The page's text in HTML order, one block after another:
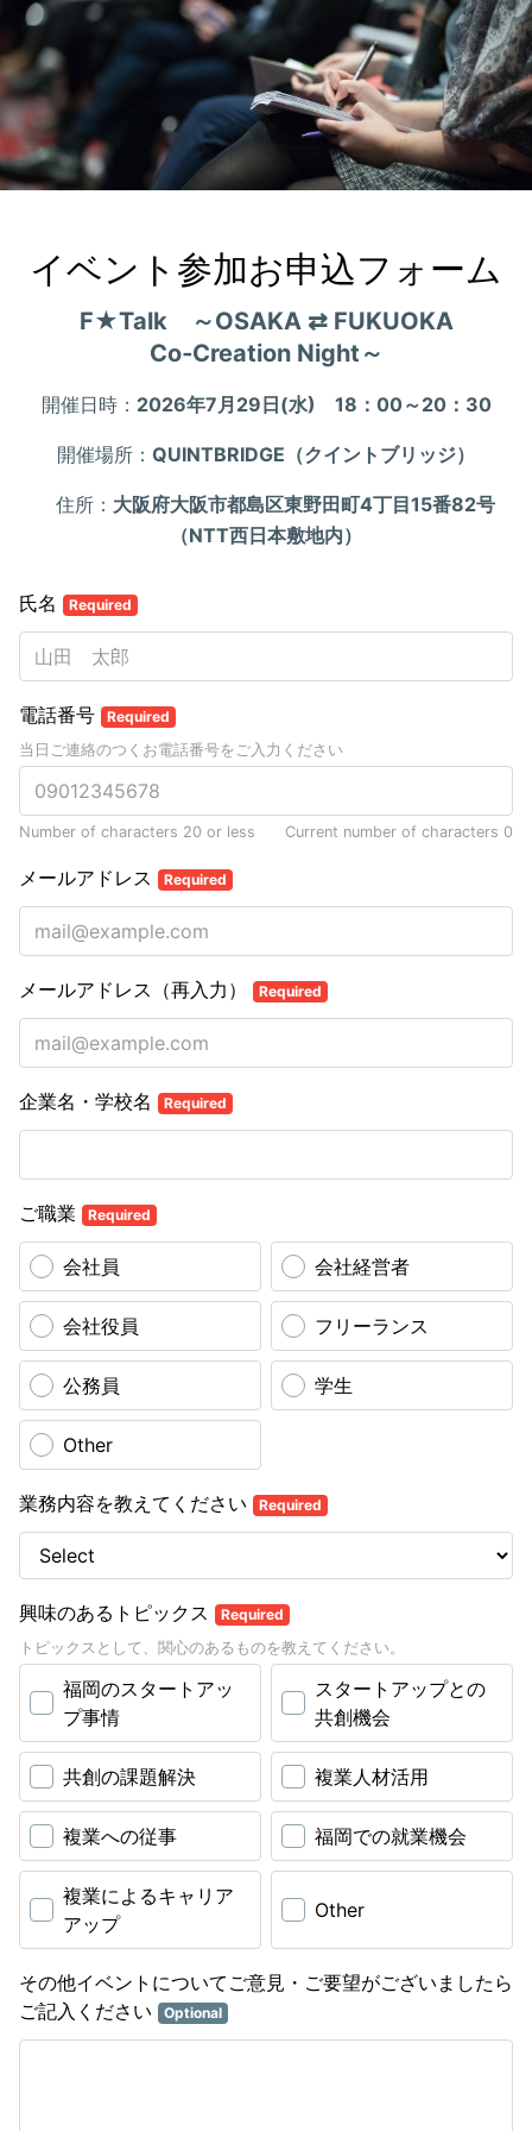
イベント参加お申込フォーム
F★Talk ～OSAKA ⇄ FUKUOKA
Co‑Creation Night～
開催日時： 2026年7月29日(水) 18：00～20：30
開催場所： QUINTBRIDGE （クイントブリッジ）
住所： 大阪府大阪市都島区東野田町4丁目15番82号
（NTT西日本敷地内）
氏名 Required
電話番号 Required
当日ご連絡のつくお電話番号をご入力ください
Number of characters 20 or less Current number of characters 0
メールアドレス Required
メールアドレス（再入力） Required
企業名・学校名 Required
ご職業 Required
会社員 会社経営者
会社役員 フリーランス
公務員 学生
Other
業務内容を教えてください Required
興味のあるトピックス Required
トピックスとして、関心のあるものを教えてください。
福岡のスタートアッ
プ事情
スタートアップとの
共創機会
共創の課題解決 複業人材活用
複業への従事 福岡での就業機会
複業によるキャリア
アップ
Other
その他イベントについてご意見・ご要望がございましたら
ご記入ください
Optional